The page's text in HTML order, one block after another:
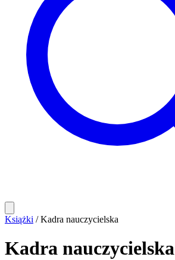
Książki / Kadra nauczycielska
Kadra nauczycielska